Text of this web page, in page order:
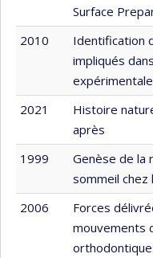
Surface
2010
Identification
impliqués
2021
Histoire
après
1999
Genèse de la
sommeil chez
2006
Forces
mouvements